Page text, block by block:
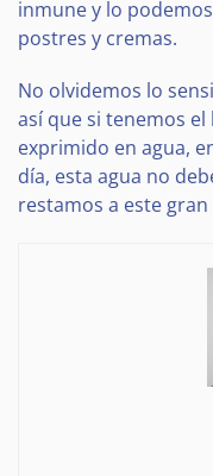
inmune y lo
postres y cremas.
No olvidemos lo
así que si tenemos
exprimido en agua,
día, esta agua no
restamos a este